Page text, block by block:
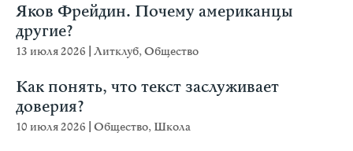
Яков Фрейдин. Почему американцы
другие?
13 июля 2026 Литклуб,Общество
Как понять, что текст заслуживает
доверия?
10 июля 2026 Общество, Школа